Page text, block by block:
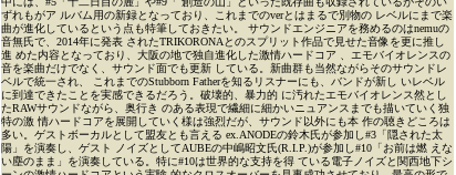
ずれもがア ルバム用の新録となっており、これまでのverとはまるで別物の レベルにまで楽
曲が進化しているという点も特筆しておきたい。 サウンドエンジニアを務めるのはnemuの
音無氏で、2014年に発表 されたTRIKORONAとのスプリット作品で見せた音像を更に推し
進 めた内容となっており、大阪の地で独自進化した激情ハードコア 、エモバイオレンスの
音を楽曲だけでなく、サウンド面でも更新 している。新曲群も当然ながらそのサウンドレ
ベルで統一され、 これまでのStubborn Fatherを知るリスナーにも、バンドが新し いレベル
に到達できたことを実感できるだろう。破壊的、暴力的 に汚れたエモバイオレンス然とし
たRAWサウンドながら、奥行き のある表現で繊細に細かいニュアンスまでも描いていく独
特の激 情ハードコアを展開していく様は強烈だが、サウンド以外にも本 作の聴きどころは
多い。ゲストボーカルとして盟友とも言える ex.ANODEの鈴木氏が参加し#3「隠された太
陽」を演奏し、ゲスト ノイズとしてAUBEの中嶋昭文氏(R.I.P.)が参加し#10「お前は燃 えな
い塵のまま」を演奏している。特に#10は世界的な支持を得 ている電子ノイズと関西地下シ